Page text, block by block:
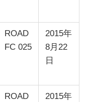
ROAD
FC 025
2015年
8月22
日
ROAD
2015年